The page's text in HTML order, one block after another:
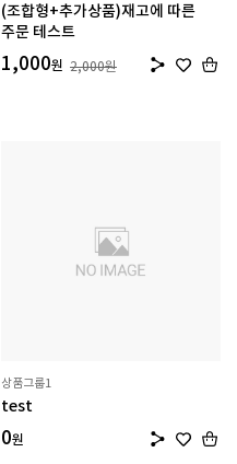
(조합형+추가상품)재고에 따른
주문 테스트
1,000원 2,000원
상품그룹1
test
0원